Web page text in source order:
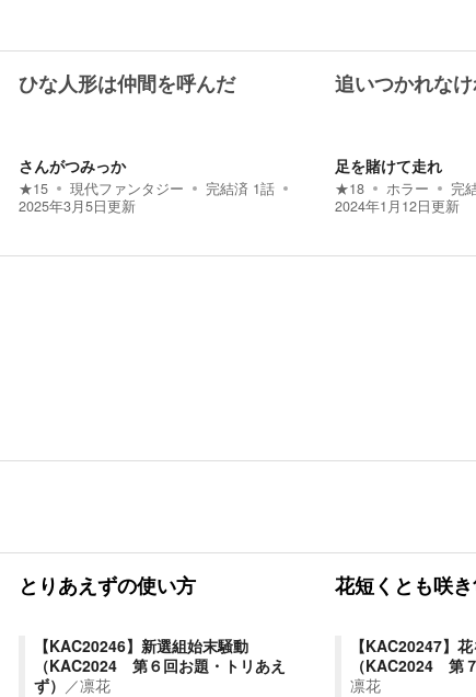
ひな人形は仲間を呼んだ
さんがつみっか
★15 現代ファンタジー 完結済 1話
2025年3月5日更新
追いつかれな
足を賭けて走れ
★18 ホラー 完
2024年1月12日更新
とりあえずの使い方
【KAC20246】新選組始末騒動
（KAC2024 第６回お題・トリあえ
ず） ／凛花
花短くとも咲き
【KAC20247】
（KAC2024 第
凛花